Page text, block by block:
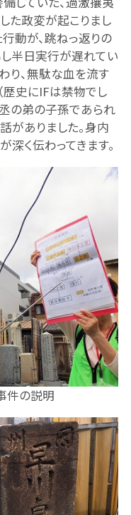
た政変が起こりまし
動が、跳ねっ返りの
し半日実行が遅れてい
り、無駄な血を流す
歴史にIFは禁物でし
の弟の子孫であられ
がありました。身内
く伝わってきます。
件の説明